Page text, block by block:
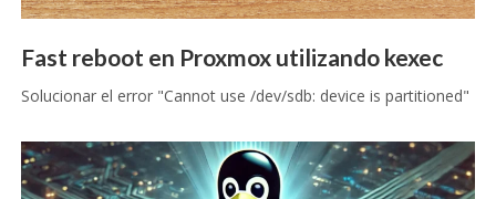
Fast reboot en Proxmox utilizando kexec
Solucionar el error "Cannot use /dev/sdb: device is partitioned"